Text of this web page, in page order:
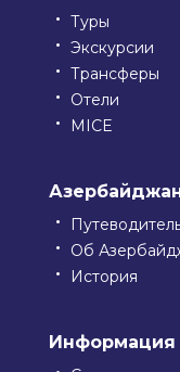
Туры
Экскурсии
Трансферы
Отели
MICE
Об
История
Информация